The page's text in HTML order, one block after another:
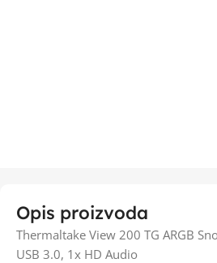
Opis proizvoda
Thermaltake View 200 TG ARGB
USB 3.0, 1x HD Audio